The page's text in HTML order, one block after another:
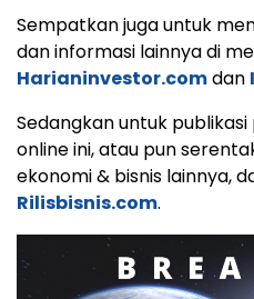
Sempatkan juga untuk
dan informasi lainnya di
Harianinvestor.comdan
Sedangkan untuk
online ini, atau pun
ekonomi & bisnis lainnya,
Rilisbisnis.com.